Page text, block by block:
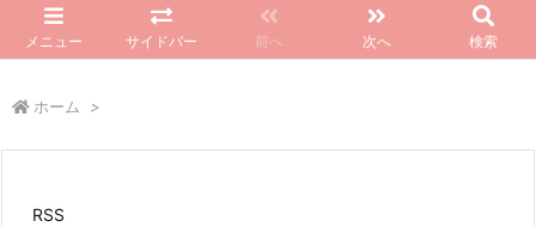
メニュー サイドバー 前へ 次へ 検索
ホーム >
RSS